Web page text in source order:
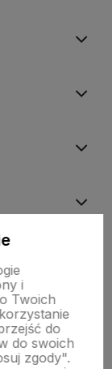
i
Twoich
do
do swoich
zgody".